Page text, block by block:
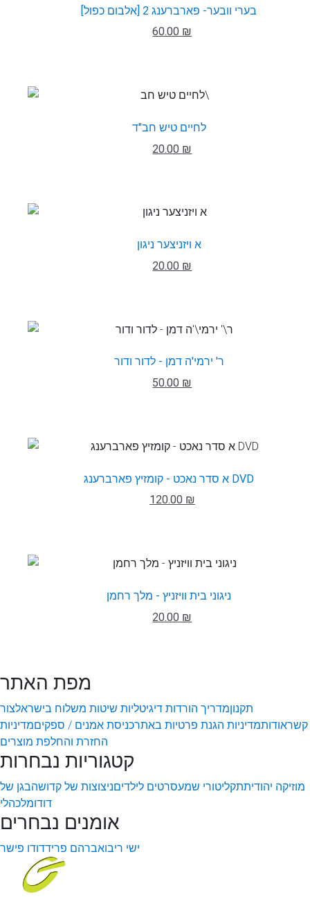
בערי וובער- פארברענג 2 [אלבום כפול]
60.00 ₪
לחיים טיש חב"ד
20.00 ₪
א ויזניצער ניגון
20.00 ₪
ר' ירמי'ה דמן - לדור ודור
50.00 ₪
א סדר נאכט - קומזיץ פארברענג DVD
120.00 ₪
ניגוני בית וויזניץ - מלך רחמן
20.00 ₪
מפת האתר
תקנוןמדריך הורדות דיגיטליות שיטות משלוח בישראלצור
קשראודותמדיניות הגנת פרטיות באתרכניסת אמנים / ספקיםמדיניות
החזרת והחלפת מוצרים
קטגוריות נבחרות
מוזיקה יהודיתתקליטורי שמעסרטים לילדיםניצוצות של קדושהבגן של
דודומלכהלי
אומנים נבחרים
ישי ריבואברהם פרידדודו פישר